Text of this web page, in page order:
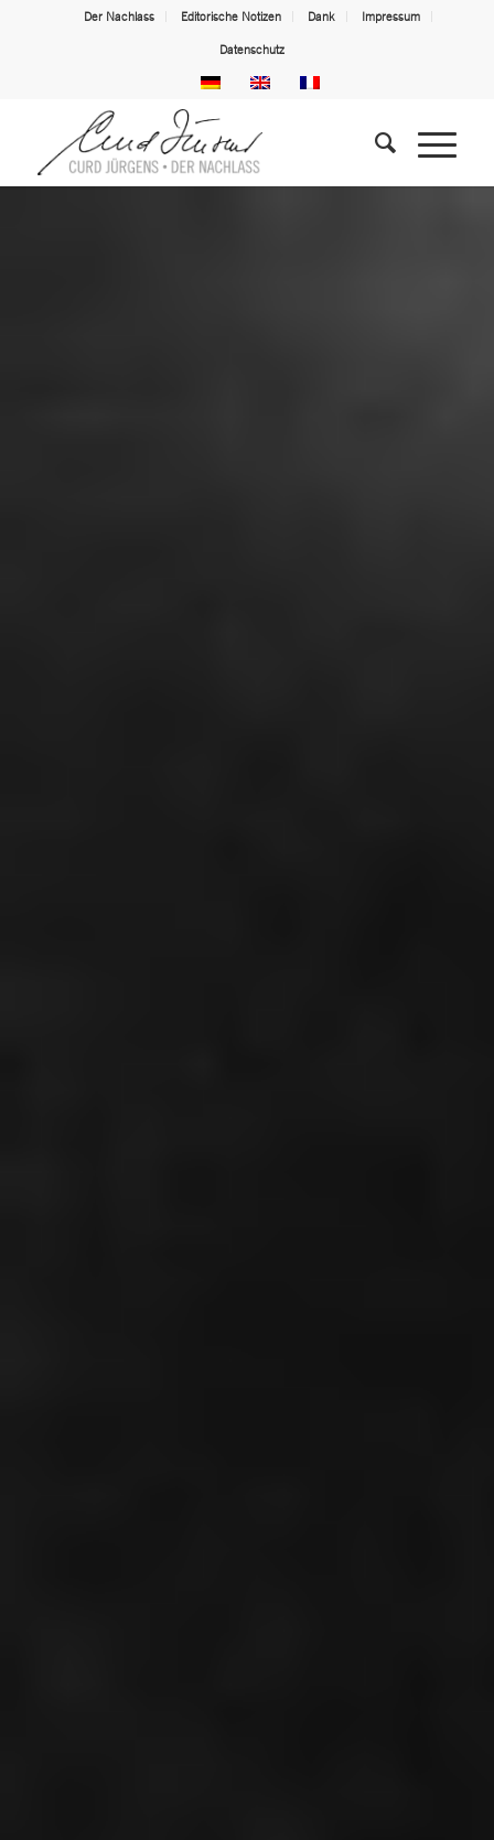
Der Nachlass Editorische Notizen Dank Impressum
Datenschutz